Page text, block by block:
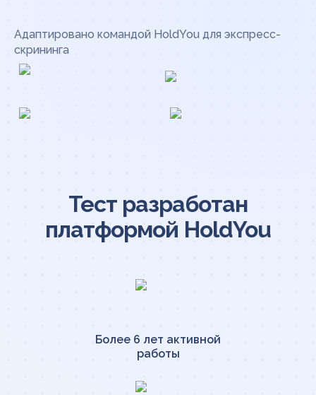
Адаптировано командой HoldYou для экспресс-
скрининга
Тест разработан
платформой HoldYou
Более 6 лет активной
работы